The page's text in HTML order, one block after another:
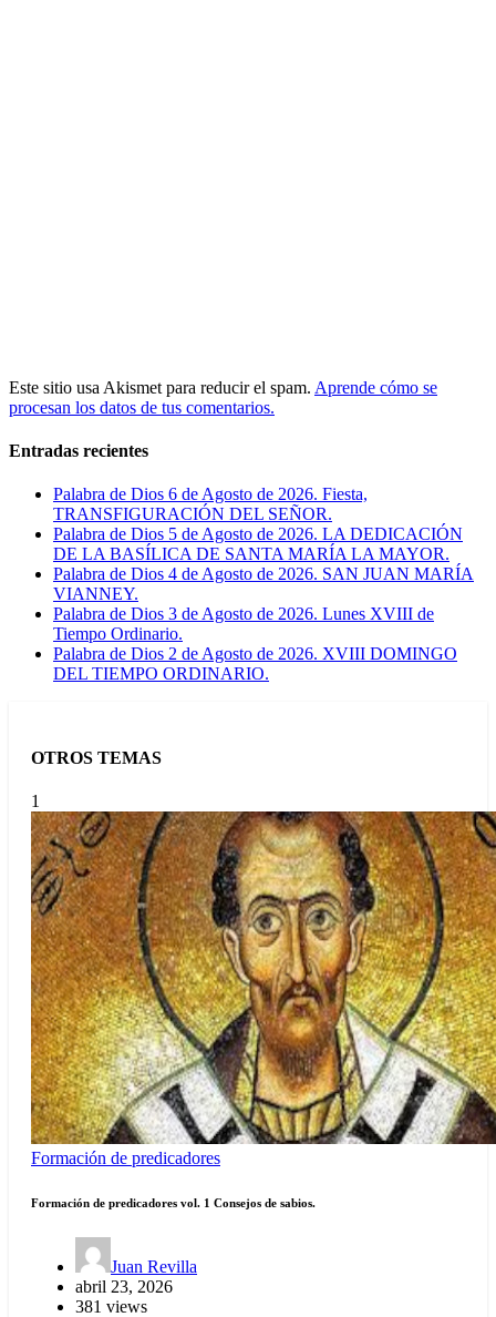
Este sitio usa Akismet para reducir el spam. Aprende cómo se
procesan los datos de tus comentarios.
Entradas recientes
Palabra de Dios 6 de Agosto de 2026. Fiesta,
TRANSFIGURACIÓN DEL SEÑOR.
Palabra de Dios 5 de Agosto de 2026. LA DEDICACIÓN
DE LA BASÍLICA DE SANTA MARÍA LA MAYOR.
Palabra de Dios 4 de Agosto de 2026. SAN JUAN MARÍA
VIANNEY.
Palabra de Dios 3 de Agosto de 2026. Lunes XVIII de
Tiempo Ordinario.
Palabra de Dios 2 de Agosto de 2026. XVIII DOMINGO
DEL TIEMPO ORDINARIO.
OTROS TEMAS
1
Formación de predicadores
Formación de predicadores vol. 1 Consejos de sabios.
Juan Revilla
abril 23, 2026
381 views